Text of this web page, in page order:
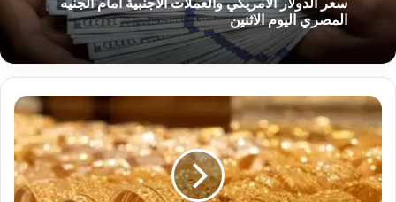
سعر الدولار الأمريكي والعملات الأجنبية أمام الجنيه
المصري اليوم الاثنين
س
ع
ا
ل
ذ